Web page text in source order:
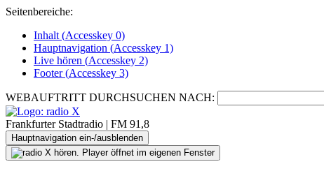
Seitenbereiche:
Inhalt (Accesskey 0)
Hauptnavigation (Accesskey 1)
Live hören (Accesskey 2)
Footer(Accesskey 3)
WEBAUFTRITT DURCHSUCHEN NACH:
Frankfurter Stadtradio | FM 91,8
Hauptnavigation ein-/ausblenden